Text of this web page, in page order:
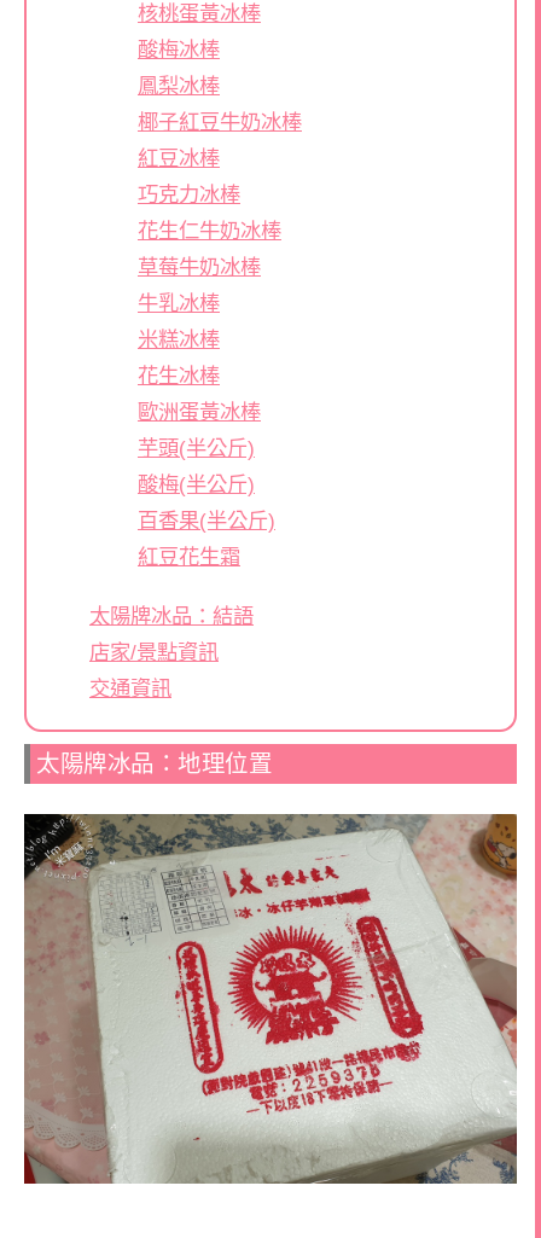
核桃蛋黃冰棒
酸梅冰棒
鳳梨冰棒
椰子紅豆牛奶冰棒
紅豆冰棒
巧克力冰棒
花生仁牛奶冰棒
草莓牛奶冰棒
牛乳冰棒
米糕冰棒
花生冰棒
歐洲蛋黃冰棒
芋頭(半公斤)
酸梅(半公斤)
百香果(半公斤)
紅豆花生霜
太陽牌冰品：結語
店家/景點資訊
交通資訊
太陽牌冰品：地理位置